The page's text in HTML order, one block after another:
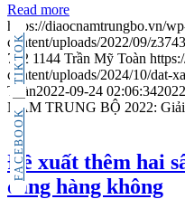
FACEBOOK
TIKTOK
Read more
https://diaocnamtrungbo.vn/
content/uploads/2022/09/
792 1144 Trần Mỹ Toàn
content/uploads/2024/10/dat-
Toàn2022-09-24 02:06:34
NAM TRUNG BỘ 2022:
Đề xuất thêm hai
cảng hàng không